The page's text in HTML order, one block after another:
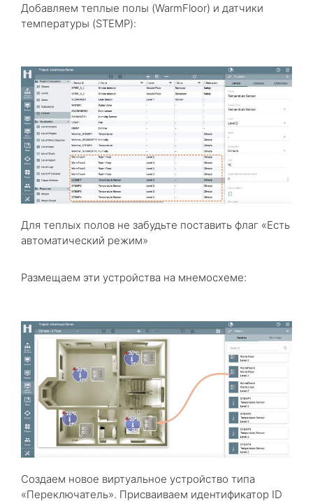
Добавляем теплые полы (WarmFloor) и датчики
температуры (STEMP):
Для теплых полов не забудьте поставить флаг «Есть
автоматический режим»
Размещаем эти устройства на мнемосхеме:
Создаем новое виртуальное устройство типа
«Переключатель». Присваиваем идентификатор ID